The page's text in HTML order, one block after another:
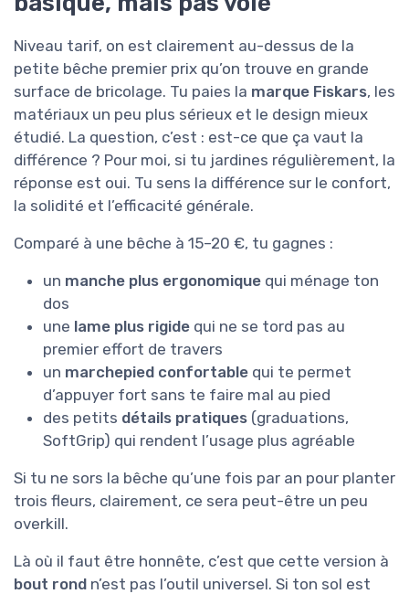
Niveau tarif, on est clairement au-dessus de la
petite bêche premier prix qu’on trouve en grande
surface de bricolage. Tu paies la marque Fiskars, les
matériaux un peu plus sérieux et le design mieux
étudié. La question, c’est : est-ce que ça vaut la
différence ? Pour moi, si tu jardines régulièrement, la
réponse est oui. Tu sens la différence sur le confort,
la solidité et l’efficacité générale.
Comparé à une bêche à 15–20 €, tu gagnes :
un manche plus ergonomique qui ménage ton
dos
une lame plus rigide qui ne se tord pas au
premier effort de travers
un marchepied confortable qui te permet
d’appuyer fort sans te faire mal au pied
des petits détails pratiques (graduations,
SoftGrip) qui rendent l’usage plus agréable
Si tu ne sors la bêche qu’une fois par an pour planter
trois fleurs, clairement, ce sera peut-être un peu
overkill.
Là où il faut être honnête, c’est que cette version à
bout rond n’est pas l’outil universel. Si ton sol est